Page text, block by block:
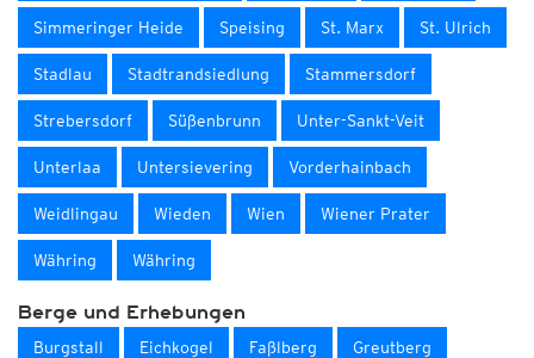
Simmeringer Heide Speising St. Marx St. Ulrich
Stadlau Stadtrandsiedlung Stammersdorf
Strebersdorf Süßenbrunn Unter-Sankt-Veit
Unterlaa Untersievering Vorderhainbach
Weidlingau Wieden Wien Wiener Prater
Währing Währing
Berge und Erhebungen
Burgstall Eichkogel Faßlberg Greutberg